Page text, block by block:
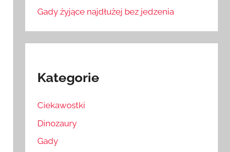
Gady żyjące najdłużej bez jedzenia
Kategorie
Ciekawostki
Dinozaury
Gady